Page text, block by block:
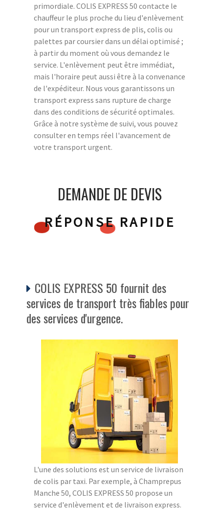
primordiale. COLIS EXPRESS 50 contacte le
chauffeur le plus proche du lieu d'enlèvement
pour un transport express de plis, colis ou
palettes par coursier dans un délai optimisé ;
à partir du moment où vous demandez le
service. L'enlèvement peut être immédiat,
mais l'horaire peut aussi être à la convenance
de l'expéditeur. Nous vous garantissons un
transport express sans rupture de charge
dans des conditions de sécurité optimales.
Grâce à notre système de suivi, vous pouvez
consulter en temps réel l'avancement de
votre transport urgent.
DEMANDE DE DEVIS
RÉPONSE RAPIDE
COLIS EXPRESS 50 fournit des
services de transport très fiables pour
des services d'urgence.
L'une des solutions est un service de livraison
de colis par taxi. Par exemple, à Champrepus
Manche 50, COLIS EXPRESS 50 propose un
service d'enlèvement et de livraison express.